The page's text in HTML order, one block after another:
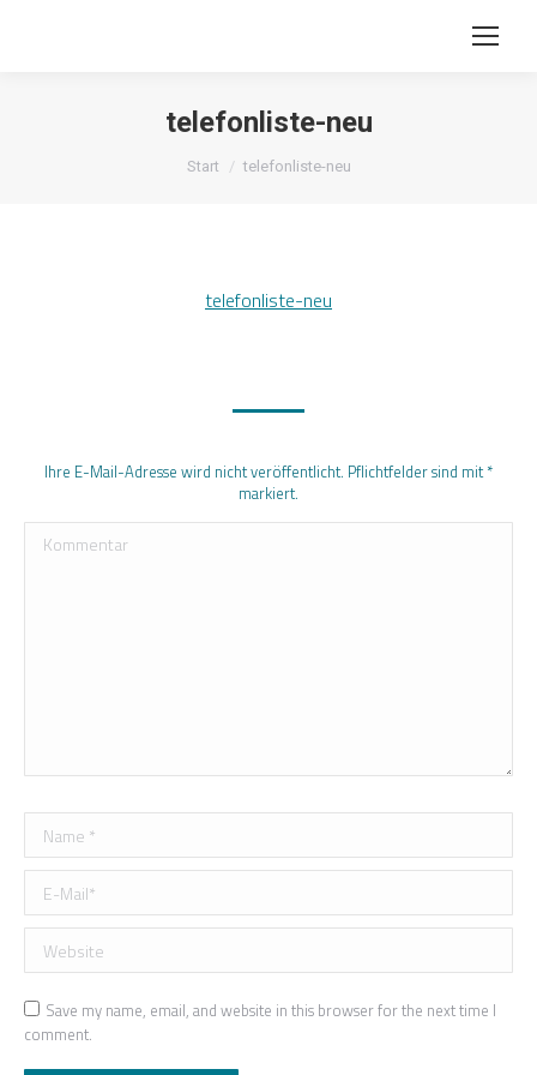
telefonliste-neu
Sie befinden sich hier:
Start telefonliste-neu
telefonliste-neu
Ihre E-Mail-Adresse wird nicht veröffentlicht. Pflichtfelder sind mit*
markiert.
Kommentar
Name *
E-Mail *
Website
Save my name, email, and website in this browser for the next time I
comment.